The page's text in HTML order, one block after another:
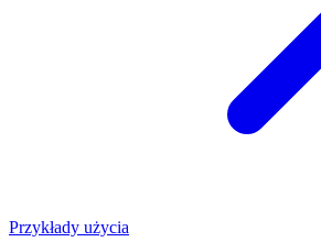
Przykłady użycia